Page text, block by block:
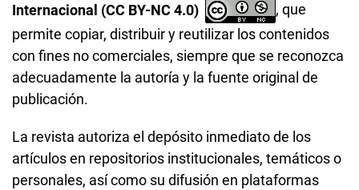
Internacional (CC BY-NC 4.0)
, que
permite copiar, distribuir y reutilizar los contenidos
con fines no comerciales, siempre que se reconozca
adecuadamente la autoría y la fuente original de
publicación.
La revista autoriza el depósito inmediato de los
artículos en repositorios institucionales, temáticos o
personales, así como su difusión en plataformas